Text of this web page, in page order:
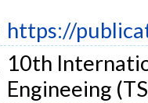
https://
10th
Engineeing